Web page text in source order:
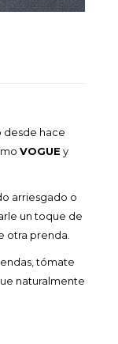
desde hace
VOGUE y
arriesgado o
un toque de
otra prenda.
tómate
naturalmente
60 millones